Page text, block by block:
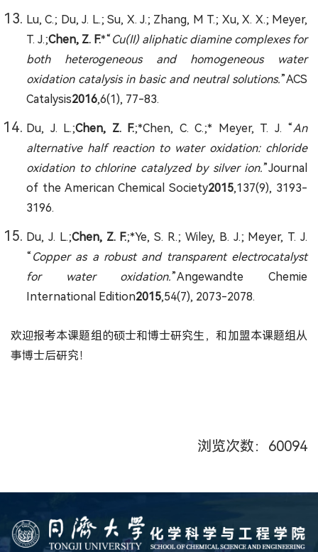
Lu, C.; Du, J. L.; Su, X. J.; Zhang, M T.; Xu, X. X.; Meyer,
T. J.;Chen, Z. F.*“ Cu(II) aliphatic diamine complexes for
both heterogeneous and homogeneous water
oxidation catalysis in basic and neutral solutions.”ACS
Catalysis2016,6(1), 77-83.
Du, J. L.;Chen, Z. F.;*Chen, C. C.;* Meyer, T. J. “An
alternative half reaction to water oxidation: chloride
oxidation to chlorine catalyzed by silver ion.”Journal
of the American Chemical Society2015,137(9), 3193-
3196.
Du, J. L.;Chen, Z. F.;*Ye, S. R.; Wiley, B. J.; Meyer, T. J.
“ Copper as a robust and transparent electrocatalyst
for water oxidation.”Angewandte Chemie
International Edition2015,54(7), 2073-2078.
欢迎报考本课题组的硕士和博士研究生，和加盟本课题组从
事博士后研究！
浏览次数： 60094